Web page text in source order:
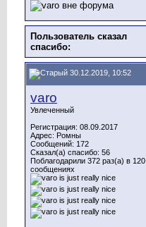
Пользователь сказал
cпасибо:
30.12.2019, 10:52
varo
Увлеченный
Регистрация: 08.09.2017
Адрес: Ромны
Сообщений: 172
Сказал(а) спасибо: 56
Поблагодарили 372 раз(а) в 120
сообщениях